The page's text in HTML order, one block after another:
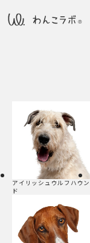
アイリッシュウルフハウン
ド